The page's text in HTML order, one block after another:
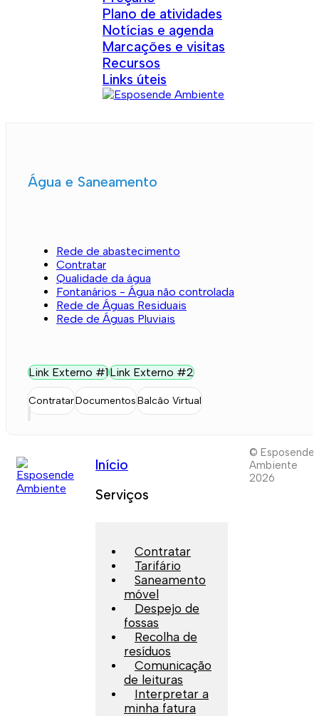
Plano de atividades
Notícias e agenda
Marcações e visitas
Recursos
Links úteis
Água e Saneamento
Rede de abastecimento
Contratar
Qualidade da água
Fontanários - Água não controlada
Rede de Águas Residuais
Rede de Águas Pluviais
Link Externo #1Link Externo #2
ContratarDocumentosBalcão Virtual
Início
Serviços
Contratar
Tarifário
Saneamento
móvel
Despejo de
fossas
Recolha de
resíduos
Comunicação
de leituras
Interpretar a
minha fatura
© Esposende
Ambiente
2026